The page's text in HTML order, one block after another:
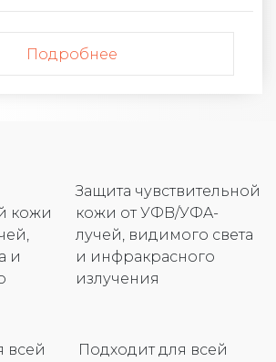
Подробнее
Защита чувствительной
кожи от УФB/УФA-
лучей, видимого света
и инфракрасного
излучения
Подходит для всей